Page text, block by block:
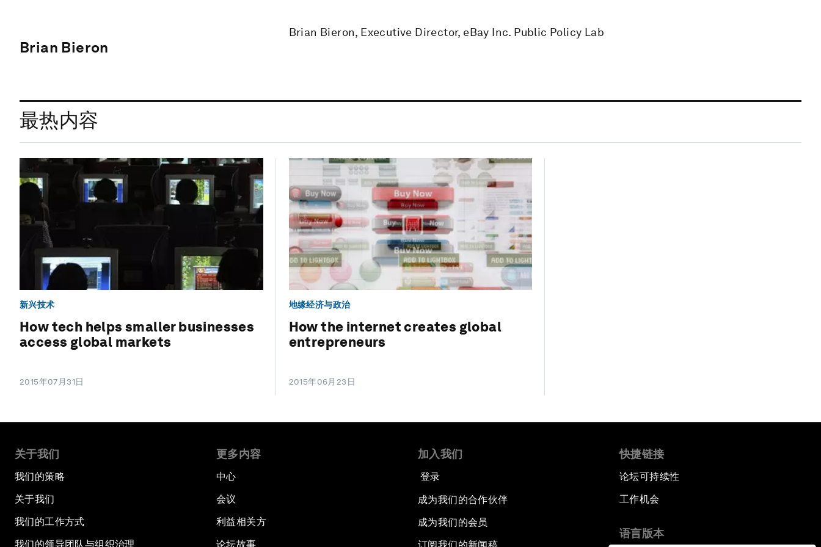
Brian Bieron
Brian Bieron, Executive Director, eBay Inc. Public Policy Lab
最热内容
新兴技术
How tech helps smaller businesses
access global markets
2015年07月31日
地缘经济与政治
How the internet creates global
entrepreneurs
2015年06月23日
关于我们
我们的策略
关于我们
我们的工作方式
我们的领导团队与组织治理
更多内容
中心
会议
利益相关方
论坛故事
加入我们
登录
成为我们的合作伙伴
成为我们的会员
快捷链接
论坛可持续性
工作机会
语言版本